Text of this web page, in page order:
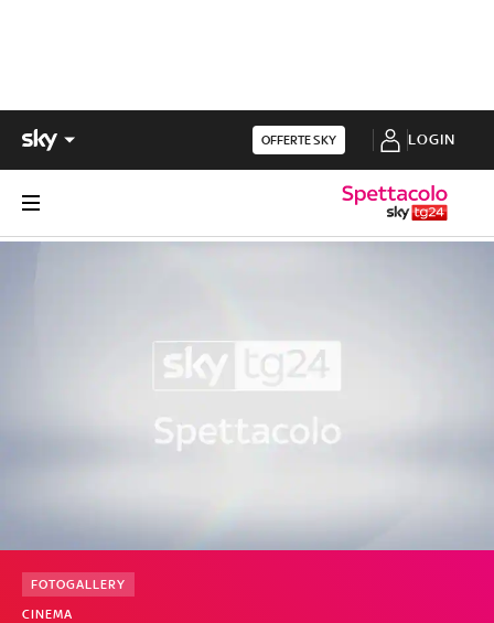
OFFERTE SKY LOGIN
CINEMA
FOTOGALLERY